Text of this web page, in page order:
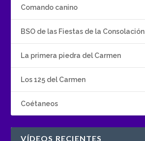
Comando canino
BSO de las Fiestas de la Consolación
La primera piedra del Carmen
Los 125 del Carmen
Coétaneos
VÍDEOS RECIENTES